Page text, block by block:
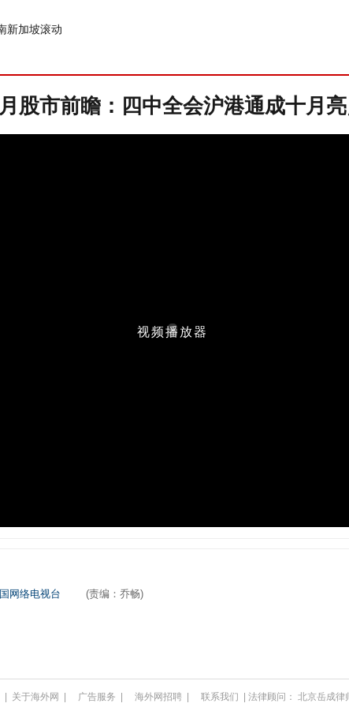
新加坡滚动
股市前瞻：四中全会沪港通成十月
网络电视台 (责编：乔畅)
| 关于海外网 | 广告服务 | 海外网招聘 | 联系我们 | 法律顾问： 北京岳成律